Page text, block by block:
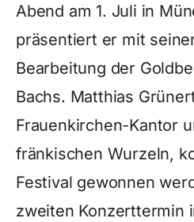
Abend am 1. Juli in
präsentiert er mit
Bearbeitung der
Bachs. Matthias
Frauenkirchen-Kantor
fränkischen Wurzeln,
Festival gewonnen
zweiten Konzerttermin